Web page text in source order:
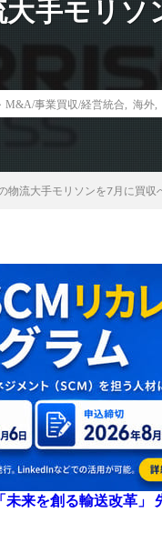
大手モリ
M&A/事業買収/経営統合 海外
物流大手モリソンを7月に買
未来を創る輸送改革」